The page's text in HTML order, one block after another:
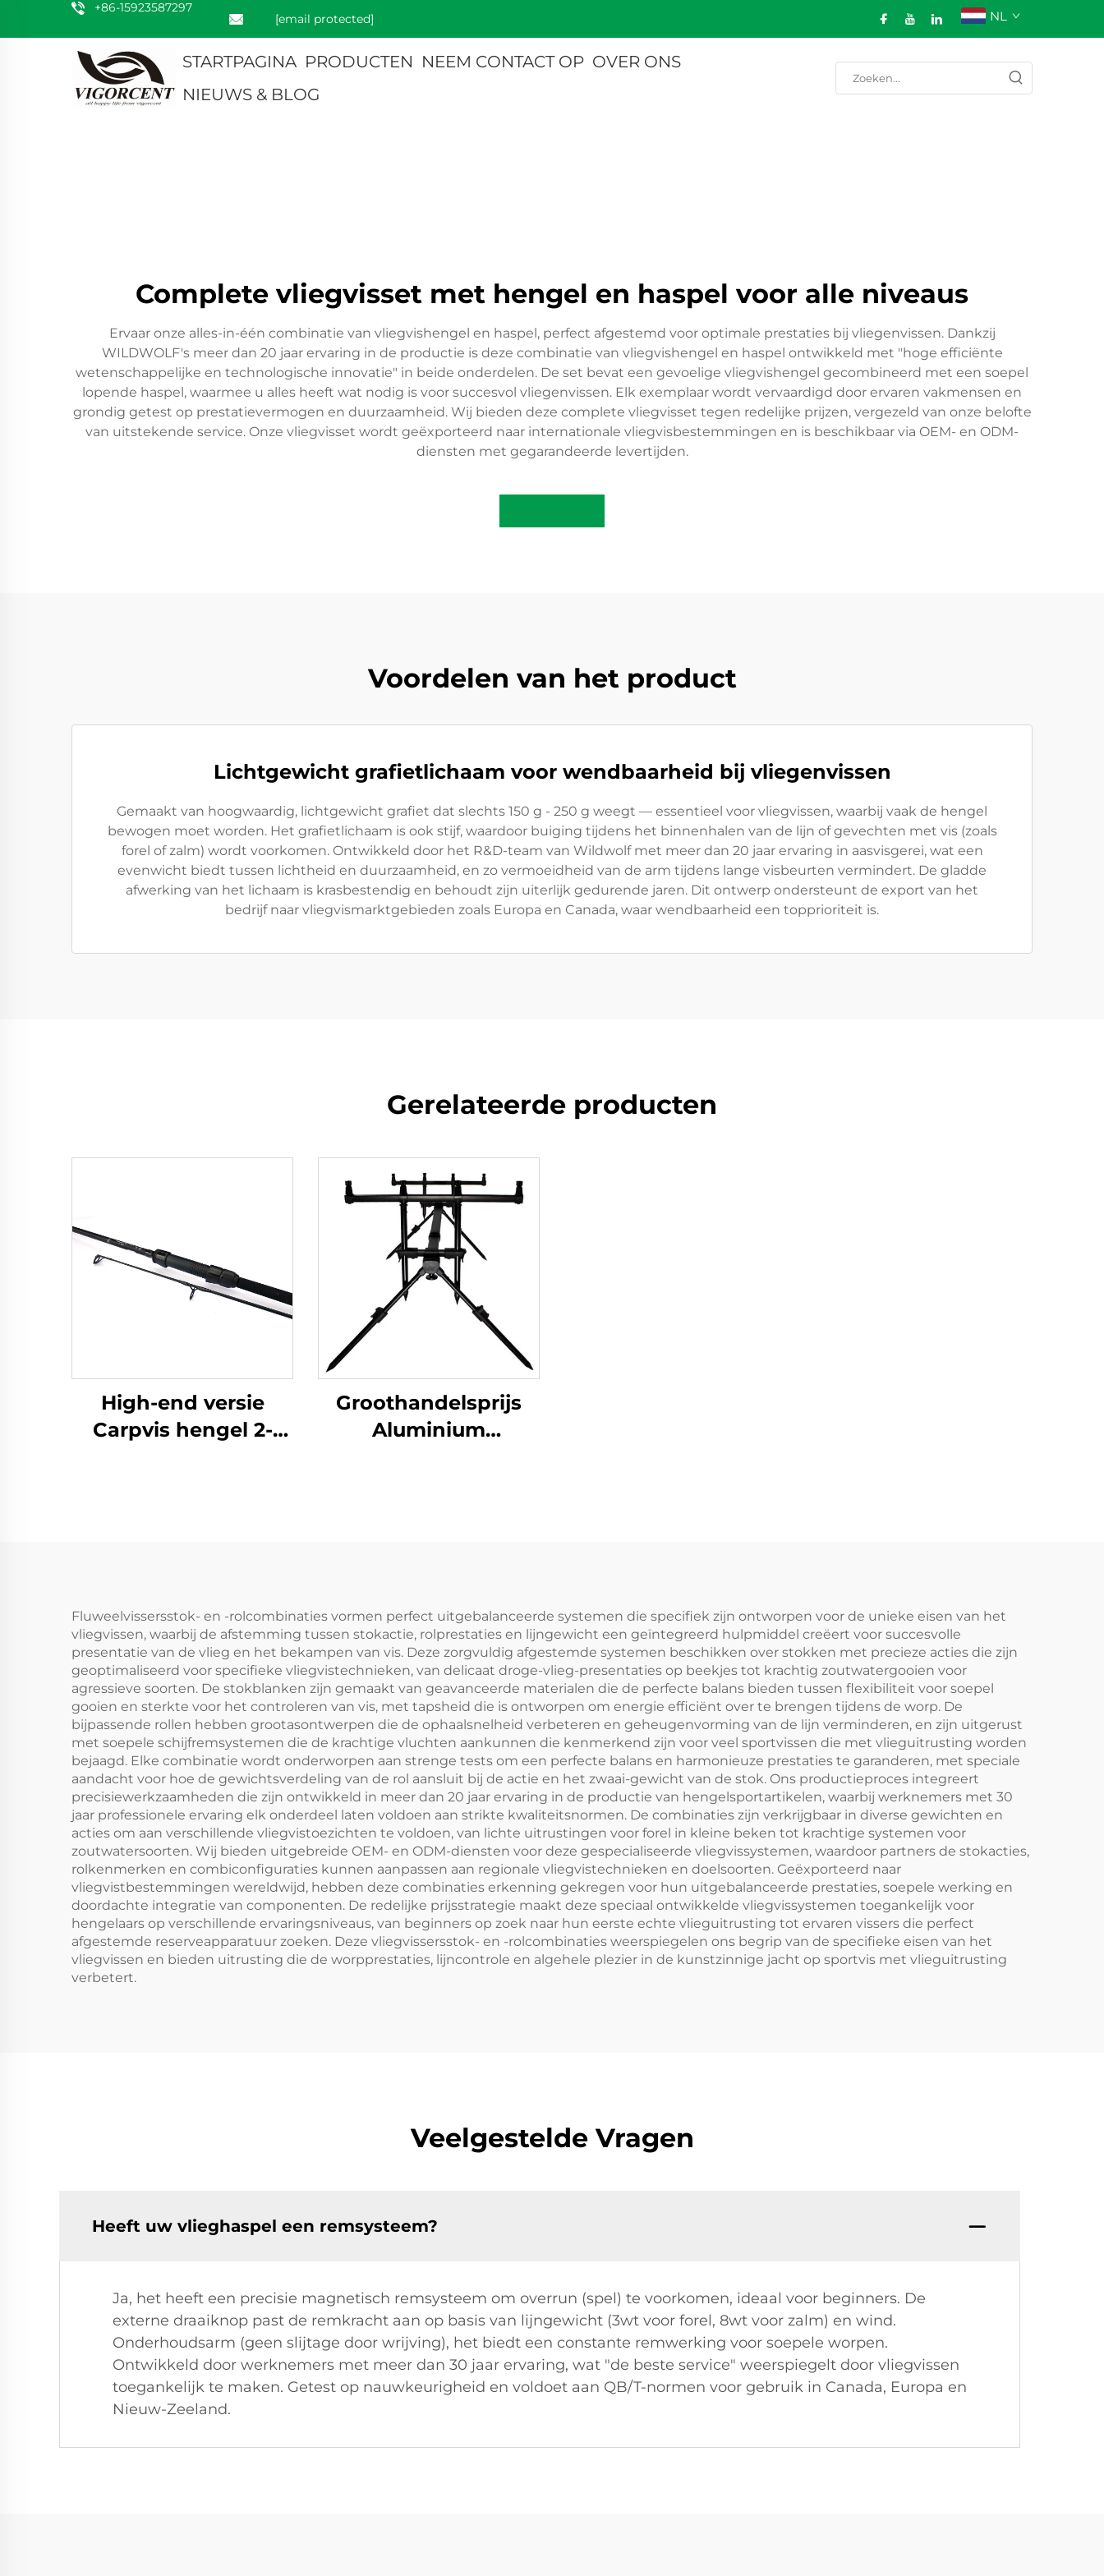
+86-15923587297
[email protected] NL
STARTPAGINA PRODUCTEN NEEM CONTACT OP OVER ONS
NIEUWS & BLOG
Complete vliegvisset met hengel en haspel voor alle niveaus
Ervaar onze alles-in-één combinatie van vliegvishengel en haspel, perfect afgestemd voor optimale prestaties bij vliegenvissen. Dankzij
WILDWOLF's meer dan 20 jaar ervaring in de productie is deze combinatie van vliegvishengel en haspel ontwikkeld met "hoge efficiënte
wetenschappelijke en technologische innovatie" in beide onderdelen. De set bevat een gevoelige vliegvishengel gecombineerd met een soepel
lopende haspel, waarmee u alles heeft wat nodig is voor succesvol vliegenvissen. Elk exemplaar wordt vervaardigd door ervaren vakmensen en
grondig getest op prestatievermogen en duurzaamheid. Wij bieden deze complete vliegvisset tegen redelijke prijzen, vergezeld van onze belofte
van uitstekende service. Onze vliegvisset wordt geëxporteerd naar internationale vliegvisbestemmingen en is beschikbaar via OEM- en ODM-
diensten met gegarandeerde levertijden.
Voordelen van het product
Lichtgewicht grafietlichaam voor wendbaarheid bij vliegenvissen
Gemaakt van hoogwaardig, lichtgewicht grafiet dat slechts 150 g - 250 g weegt — essentieel voor vliegvissen, waarbij vaak de hengel
bewogen moet worden. Het grafietlichaam is ook stijf, waardoor buiging tijdens het binnenhalen van de lijn of gevechten met vis (zoals
forel of zalm) wordt voorkomen. Ontwikkeld door het R&D-team van Wildwolf met meer dan 20 jaar ervaring in aasvisgerei, wat een
evenwicht biedt tussen lichtheid en duurzaamheid, en zo vermoeidheid van de arm tijdens lange visbeurten vermindert. De gladde
afwerking van het lichaam is krasbestendig en behoudt zijn uiterlijk gedurende jaren. Dit ontwerp ondersteunt de export van het
bedrijf naar vliegvismarktgebieden zoals Europa en Canada, waar wendbaarheid een topprioriteit is.
Gerelateerde producten
High-end versie
Carpvis hengel 2-
Groothandelsprijs
Aluminium
Fluweelvissersstok- en -rolcombinaties vormen perfect uitgebalanceerde systemen die specifiek zijn ontworpen voor de unieke eisen van het
vliegvissen, waarbij de afstemming tussen stokactie, rolprestaties en lijngewicht een geïntegreerd hulpmiddel creëert voor succesvolle
presentatie van de vlieg en het bekampen van vis. Deze zorgvuldig afgestemde systemen beschikken over stokken met precieze acties die zijn
geoptimaliseerd voor specifieke vliegvistechnieken, van delicaat droge-vlieg-presentaties op beekjes tot krachtig zoutwatergooien voor
agressieve soorten. De stokblanken zijn gemaakt van geavanceerde materialen die de perfecte balans bieden tussen flexibiliteit voor soepel
gooien en sterkte voor het controleren van vis, met tapsheid die is ontworpen om energie efficiënt over te brengen tijdens de worp. De
bijpassende rollen hebben grootasontwerpen die de ophaalsnelheid verbeteren en geheugenvorming van de lijn verminderen, en zijn uitgerust
met soepele schijfremsystemen die de krachtige vluchten aankunnen die kenmerkend zijn voor veel sportvissen die met vlieguitrusting worden
bejaagd. Elke combinatie wordt onderworpen aan strenge tests om een perfecte balans en harmonieuze prestaties te garanderen, met speciale
aandacht voor hoe de gewichtsverdeling van de rol aansluit bij de actie en het zwaai-gewicht van de stok. Ons productieproces integreert
precisiewerkzaamheden die zijn ontwikkeld in meer dan 20 jaar ervaring in de productie van hengelsportartikelen, waarbij werknemers met 30
jaar professionele ervaring elk onderdeel laten voldoen aan strikte kwaliteitsnormen. De combinaties zijn verkrijgbaar in diverse gewichten en
acties om aan verschillende vliegvistoezichten te voldoen, van lichte uitrustingen voor forel in kleine beken tot krachtige systemen voor
zoutwatersoorten. Wij bieden uitgebreide OEM- en ODM-diensten voor deze gespecialiseerde vliegvissystemen, waardoor partners de stokacties,
rolkenmerken en combiconfiguraties kunnen aanpassen aan regionale vliegvistechnieken en doelsoorten. Geëxporteerd naar
vliegvistbestemmingen wereldwijd, hebben deze combinaties erkenning gekregen voor hun uitgebalanceerde prestaties, soepele werking en
doordachte integratie van componenten. De redelijke prijsstrategie maakt deze speciaal ontwikkelde vliegvissystemen toegankelijk voor
hengelaars op verschillende ervaringsniveaus, van beginners op zoek naar hun eerste echte vlieguitrusting tot ervaren vissers die perfect
afgestemde reserveapparatuur zoeken. Deze vliegvissersstok- en -rolcombinaties weerspiegelen ons begrip van de specifieke eisen van het
vliegvissen en bieden uitrusting die de worpprestaties, lijncontrole en algehele plezier in de kunstzinnige jacht op sportvis met vlieguitrusting
verbetert.
Veelgestelde Vragen
Heeft uw vlieghaspel een remsysteem?
Ja, het heeft een precisie magnetisch remsysteem om overrun (spel) te voorkomen, ideaal voor beginners. De
externe draaiknop past de remkracht aan op basis van lijngewicht (3wt voor forel, 8wt voor zalm) en wind.
Onderhoudsarm (geen slijtage door wrijving), het biedt een constante remwerking voor soepele worpen.
Ontwikkeld door werknemers met meer dan 30 jaar ervaring, wat "de beste service" weerspiegelt door vliegvissen
toegankelijk te maken. Getest op nauwkeurigheid en voldoet aan QB/T-normen voor gebruik in Canada, Europa en
Nieuw-Zeeland.